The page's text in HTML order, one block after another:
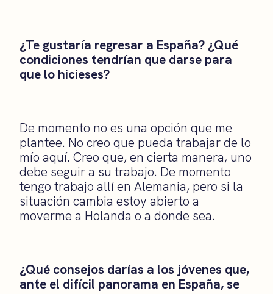
¿Te gustaría regresar a España? ¿Qué
condiciones tendrían que darse para
que lo hicieses?
De momento no es una opción que me
plantee. No creo que pueda trabajar de lo
mío aquí. Creo que, en cierta manera, uno
debe seguir a su trabajo. De momento
tengo trabajo allí en Alemania, pero si la
situación cambia estoy abierto a
moverme a Holanda o a donde sea.
¿Qué consejos darías a los jóvenes que,
ante el difícil panorama en España, se